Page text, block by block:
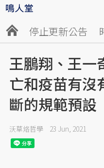
停止更新公告
王鵬翔、王一
亡和疫苗有沒
斷的規範預設
沃草烙哲學 23 Jun, 2021